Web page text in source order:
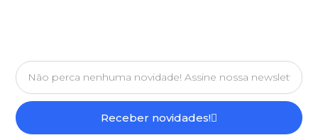
Receber novidades!